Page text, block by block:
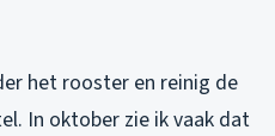
het rooster en reinig de
In oktober zie ik vaak dat